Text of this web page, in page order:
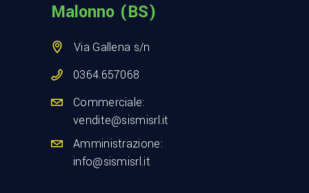
Malonno (BS)
Via Gallena s/n
0364.657068
Commerciale:
vendite@sismisrl.it
Amministrazione:
info@sismisrl.it